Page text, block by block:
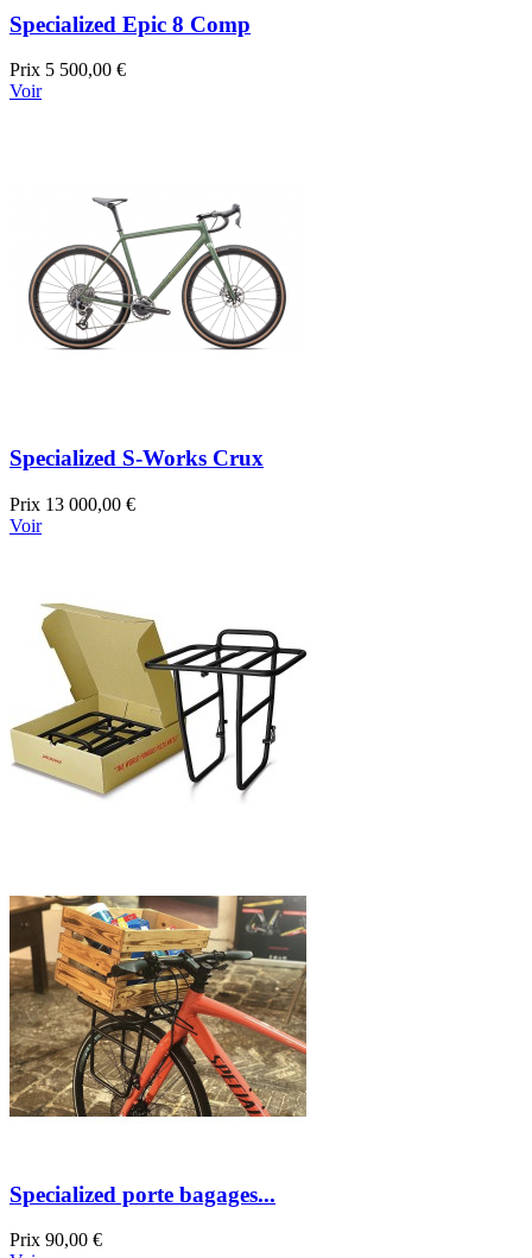
Specialized Epic 8 Comp
Prix 5 500,00 €
Voir
Specialized S-Works Crux
Prix 13 000,00 €
Voir
Specialized porte bagages...
Prix 90,00 €